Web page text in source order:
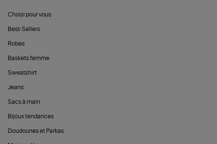
Choisi pour vous
Best-Sellers
Robes
Baskets femme
Sweatshirt
Jeans
Sacs à main
Bijoux tendances
Doudounes et Parkas